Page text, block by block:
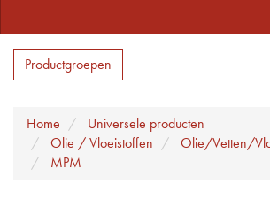
Productgroepen
Home
Universele producten
Olie / Vloeistoffen
Olie/Vetten/
MPM